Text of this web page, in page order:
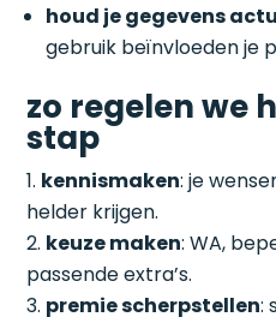
houd je gegevens
gebruik beïnvloeden je
zo regelen we
stap
kennismaken: je
helder krijgen.
keuze maken: WA,
passende extra’s.
premie scherpstellen: